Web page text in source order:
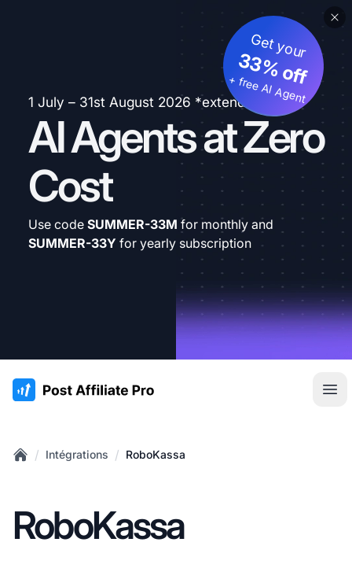
1 July – 31st August 2026 *extended
AI Agents at Zero
Cost
Get your
33% off
+ free AI Agent
Use code SUMMER-33M for monthly and
SUMMER-33Y for yearly subscription
:site.title
/ Intégrations / RoboKassa
RoboKassa